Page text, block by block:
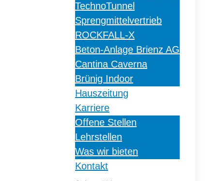
TechnoTunnel
Sprengmittelvertrieb
ROCKFALL-X
Beton-Anlage Brienz AG
Cantina Caverna
Brünig Indoor
Hauszeitung
Karriere
Offene Stellen
Lehrstellen
Was wir bieten
Kontakt